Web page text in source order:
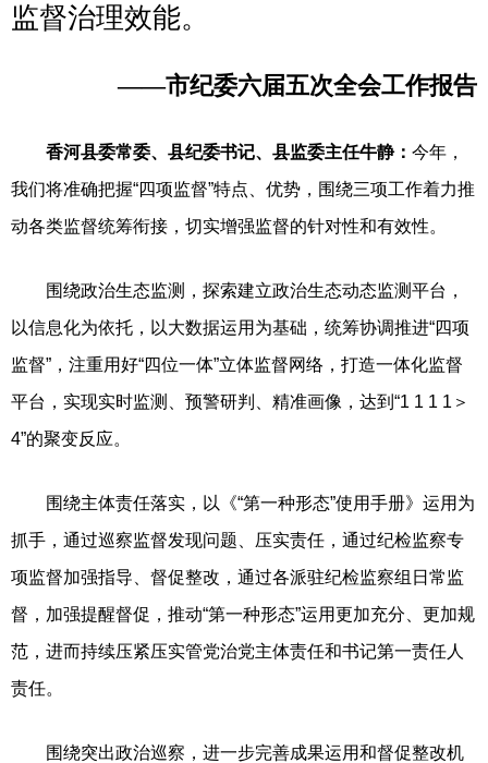
监督治理效能。
——市纪委六届五次全会工作报告
香河县委常委、县纪委书记、县监委主任牛静： 今年，
我们将准确把握“四项监督”特点、优势，围绕三项工作着力推
动各类监督统筹衔接，切实增强监督的针对性和有效性。
围绕政治生态监测，探索建立政治生态动态监测平台，
以信息化为依托，以大数据运用为基础，统筹协调推进“四项
监督”，注重用好“四位一体”立体监督网络，打造一体化监督
平台，实现实时监测、预警研判、精准画像，达到“1 1 1 1＞
4”的聚变反应。
围绕主体责任落实，以《“第一种形态”使用手册》运用为
抓手，通过巡察监督发现问题、压实责任，通过纪检监察专
项监督加强指导、督促整改，通过各派驻纪检监察组日常监
督，加强提醒督促，推动“第一种形态”运用更加充分、更加规
范，进而持续压紧压实管党治党主体责任和书记第一责任人
责任。
围绕突出政治巡察，进一步完善成果运用和督促整改机